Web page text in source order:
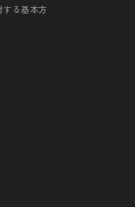
する基本方